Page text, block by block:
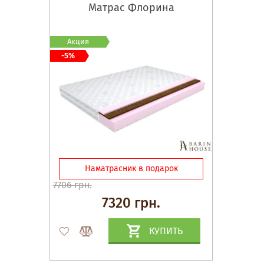
Матрас Флорина
Наматрасник в подарок
7706 грн.
7320 грн.
КУПИТЬ
Акция
-5%